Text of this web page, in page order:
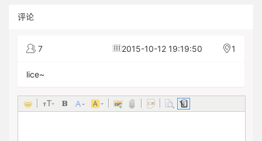
评论
7 2015-10-12 19:19:50 1
lice~